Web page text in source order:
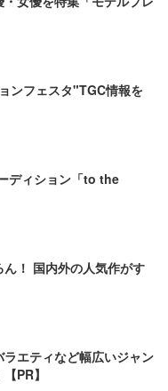
ンフェスタ"TGC情報を
ディション「to the
！ 国内外の人気作がす
エティなど幅広いジャン
PR】